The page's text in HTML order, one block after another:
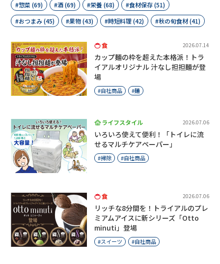
惣菜 (69)
酒 (69) 栄養 (68)
食材保存 (51)
おつまみ (45)
果物 (43) 時短料理 (42) 秋の旬食材 (41)
食 2026.07.14
カップ麺の枠を超えた本格派！トラ
イアルオリジナル 汁なし担担麺が登
場
自社商品 麺
ライフスタイル 2026.07.06
いろいろ使えて便利！「トイレに流
せるマルチケアペーパー」
掃除 自社商品
食 2026.07.06
リッチな8分間を！トライアルのプレ
ミアムアイスに新シリーズ「Otto
minuti」登場
スイーツ 自社商品